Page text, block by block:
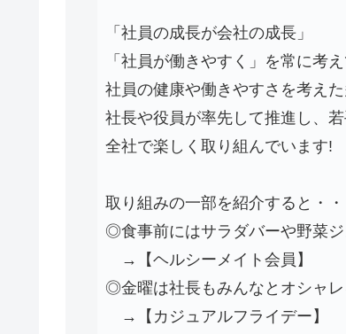
「社員の成長が会社の成長」
「社員が働きやすく」を常に考
社員の健康や働きやすさを考え
社長や役員が率先して推進し、
全社で楽しく取り組んでいます!
取り組みの一部を紹介すると・・
◎食事前にはサラダバーや野菜
→【ヘルシーメイト会員】
◎金曜は社長もみんなとオシャ
→【カジュアルフライデー】